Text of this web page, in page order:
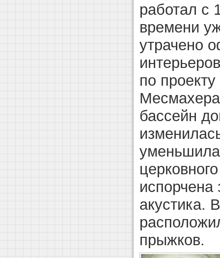
работал с
времени
утрачено
по
бассейн
испорчена
акустика.
прыжков.